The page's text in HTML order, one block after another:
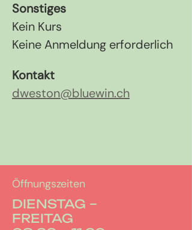
Sonstiges
Kein Kurs
Keine Anmeldung erforderlich
Kontakt
dweston@bluewin.ch
Öffnungszeiten
DIENSTAG –
FREITAG